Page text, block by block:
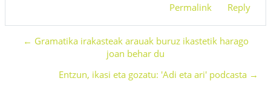
Permalink Reply
← Gramatika irakasteak arauak buruz ikastetik harago
joan behar du
Entzun, ikasi eta gozatu: 'Adi eta ari' podcasta →